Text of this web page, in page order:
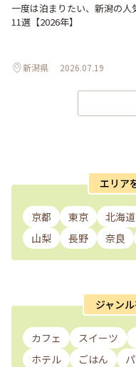
一度は泊まりたい、新潟の人
11選【2026年】
新潟県 2026.07.19
エリア
京都 東京 北海道
山梨
長野 奈良
ジャン
カフェ スイーツ
ホテル
ごはん